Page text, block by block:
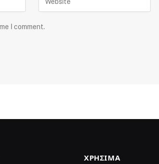
I comment.
ΧΡΉΣΙΜΑ